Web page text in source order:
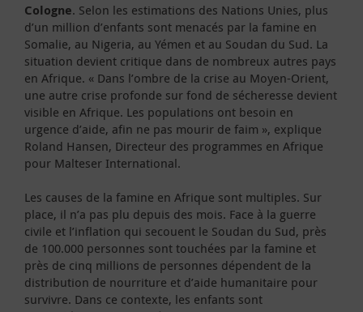
Cologne. Selon les estimations des Nations Unies, plus
d’un million d’enfants sont menacés par la famine en
Somalie, au Nigeria, au Yémen et au Soudan du Sud. La
situation devient critique dans de nombreux autres pays
en Afrique. « Dans l’ombre de la crise au Moyen-Orient,
une autre crise profonde sur fond de sécheresse devient
visible en Afrique. Les populations ont besoin en
urgence d’aide, afin ne pas mourir de faim », explique
Roland Hansen, Directeur des programmes en Afrique
pour Malteser International.
Les causes de la famine en Afrique sont multiples. Sur
place, il n’a pas plu depuis des mois. Face à la guerre
civile et l’inflation qui secouent le Soudan du Sud, près
de 100.000 personnes sont touchées par la famine et
près de cinq millions de personnes dépendent de la
distribution de nourriture et d’aide humanitaire pour
survivre. Dans ce contexte, les enfants sont